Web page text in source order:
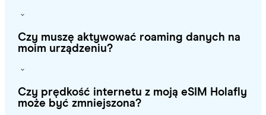
Czy muszę aktywować roaming danych na
moim urządzeniu?
Czy prędkość internetu z moją eSIM Holafly
może być zmniejszona?